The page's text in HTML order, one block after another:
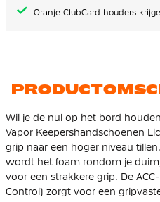
Oranje ClubCard houders
Wil je de nul op het bord
Vapor Keepershandschoenen
grip naar een hoger niveau
wordt het foam rondom je
voor een strakkere grip. De
Control) zorgt voor een